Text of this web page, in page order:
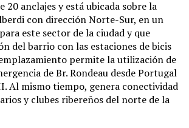
20 anclajes y está ubicada sobre la
con dirección Norte-Sur, en un
este sector de la ciudad y que
del barrio con las estaciones de bicis
permite la utilización de
de Br. Rondeau desde Portugal
Al mismo tiempo, genera conectividad
y clubes ribereños del norte de la